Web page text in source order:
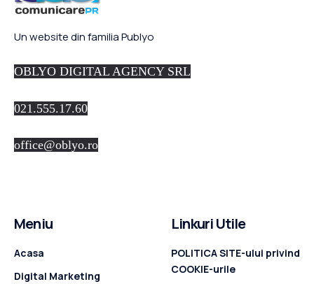
Un website din familia Publyo
OBLYO DIGITAL AGENCY SRL
021.555.17.60
office@oblyo.ro
Meniu
Acasa
Digital Marketing
Linkuri Utile
POLITICA SITE-ului privind
COOKIE-urile